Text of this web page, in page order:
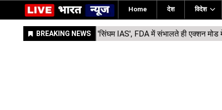
Home देश विदेश